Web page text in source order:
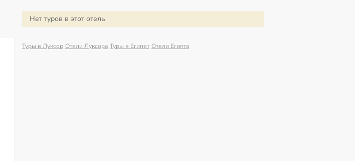
Нет туров в этот отель
Туры в Луксор Отели Луксора Туры в Египет Отели Египта